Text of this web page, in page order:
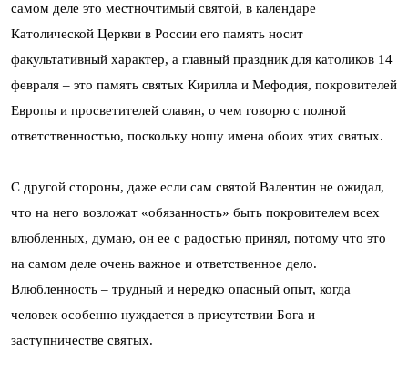
самом деле это местночтимый святой, в календаре
Католической Церкви в России его память носит
факультативный характер, а главный праздник для католиков 14
февраля – это память святых Кирилла и Мефодия, покровителей
Европы и просветителей славян, о чем говорю с полной
ответственностью, поскольку ношу имена обоих этих святых.
С другой стороны, даже если сам святой Валентин не ожидал,
что на него возложат «обязанность» быть покровителем всех
влюбленных, думаю, он ее с радостью принял, потому что это
на самом деле очень важное и ответственное дело.
Влюбленность – трудный и нередко опасный опыт, когда
человек особенно нуждается в присутствии Бога и
заступничестве святых.